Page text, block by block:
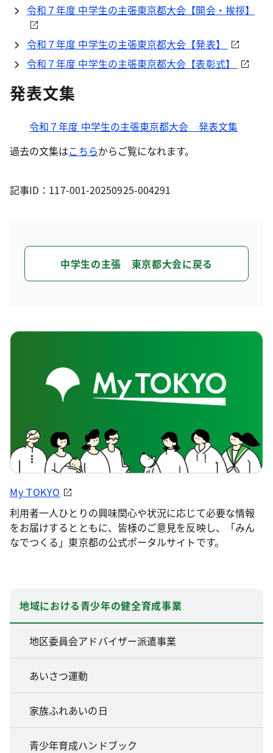
令和７年度 中学生の主張東京都大会【開会・挨拶】
令和７年度 中学生の主張東京都大会【発表】
令和７年度 中学生の主張東京都大会【表彰式】
発表文集
令和７年度 中学生の主張東京都大会 発表文集
過去の文集はこちらからご覧になれます。
記事ID：117-001-20250925-004291
中学生の主張 東京都大会に戻る
My TOKYO
利用者一人ひとりの興味関心や状況に応じて必要な情報
をお届けするとともに、皆様のご意見を反映し、「みん
なでつくる」東京都の公式ポータルサイトです。
地域における青少年の健全育成事業
地区委員会アドバイザー派遣事業
あいさつ運動
家族ふれあいの日
青少年育成ハンドブック